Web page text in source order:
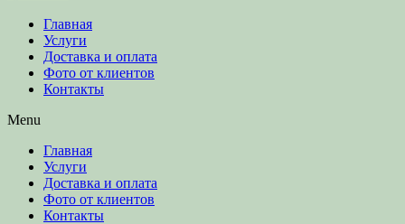
Главная
Услуги
Доставка и оплата
Фото от клиентов
Контакты
Menu
Главная
Услуги
Доставка и оплата
Фото от клиентов
Контакты